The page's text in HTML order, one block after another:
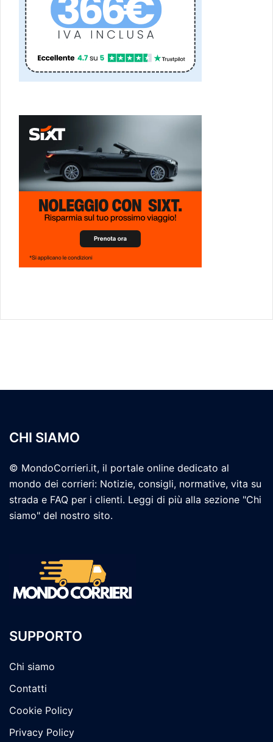
CHI SIAMO
© MondoCorrieri.it, il portale online dedicato al
mondo dei corrieri: Notizie, consigli, normative, vita su
strada e FAQ per i clienti. Leggi di più alla sezione "Chi
siamo" del nostro sito.
SUPPORTO
Chi siamo
Contatti
Cookie Policy
Privacy Policy